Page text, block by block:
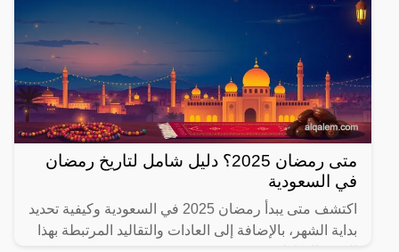
متى رمضان 2025؟ دليل شامل لتاريخ رمضان
في السعودية
اكتشف متى يبدأ رمضان 2025 في السعودية وكيفية تحديد
بداية الشهر، بالإضافة إلى العادات والتقاليد المرتبطة بهذا